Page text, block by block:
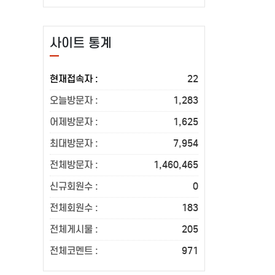
사이트 통계
현재접속자 :
22
오늘방문자 :
1,283
어제방문자 :
1,625
최대방문자 :
7,954
전체방문자 :
1,460,465
신규회원수 :
0
전체회원수 :
183
전체게시물 :
205
전체코멘트 :
971